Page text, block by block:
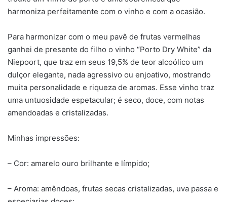
harmoniza perfeitamente com o vinho e com a ocasião.
Para harmonizar com o meu pavê de frutas vermelhas
ganhei de presente do filho o vinho “Porto Dry White” da
Niepoort, que traz em seus 19,5% de teor alcoólico um
dulçor elegante, nada agressivo ou enjoativo, mostrando
muita personalidade e riqueza de aromas. Esse vinho traz
uma untuosidade espetacular; é seco, doce, com notas
amendoadas e cristalizadas.
Minhas impressões:
– Cor: amarelo ouro brilhante e límpido;
– Aroma: amêndoas, frutas secas cristalizadas, uva passa e